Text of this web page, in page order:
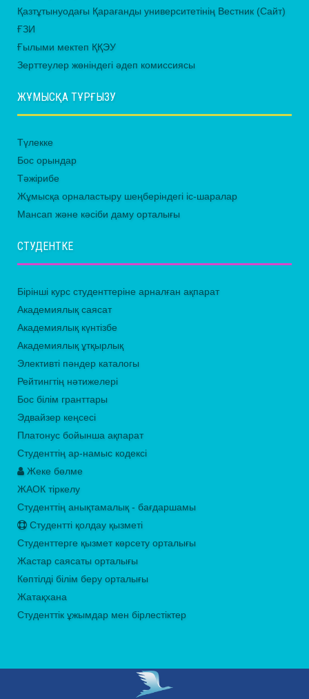
Қазтұтынуодағы Қарағанды университетінің Вестник (Сайт)
ҒЗИ
Ғылыми мектеп ҚҚЭУ
Зерттеулер жөніндегі әдеп комиссиясы
ЖҰМЫСҚА ТҰРҒЫЗУ
Түлекке
Бос орындар
Тәжірибе
Жұмысқа орналастыру шеңберіндегі іс-шаралар
Мансап және кәсіби даму орталығы
СТУДЕНТКЕ
Бірінші курс студенттеріне арналған ақпарат
Академиялық саясат
Академиялық күнтізбе
Академиялық ұтқырлық
Элективті пәндер каталогы
Рейтингтің нәтижелері
Бос білім гранттары
Эдвайзер кеңсесі
Платонус бойынша ақпарат
Студенттің ар-намыс кодексі
Жеке бөлме
ЖАОК тіркелу
Студенттің анықтамалық - бағдаршамы
Студентті қолдау қызметі
Студенттерге қызмет көрсету орталығы
Жастар саясаты орталығы
Көптілді білім беру орталығы
Жатақхана
Студенттік ұжымдар мен бірлестіктер